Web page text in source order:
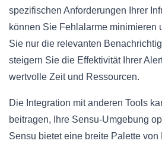
spezifischen Anforderungen Ihrer
können Sie Fehlalarme minimieren
Sie nur die relevanten
steigern Sie die Effektivität Ihrer
wertvolle Zeit und Ressourcen.
Die Integration mit anderen Tools
beitragen, Ihre Sensu-Umgebung
Sensu bietet eine breite Palette